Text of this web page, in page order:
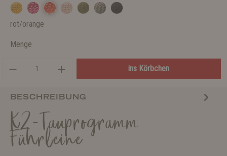
rot/orange
Menge
ins Körbchen
BESCHREIBUNG
K2-Tauprogramm
Führleine